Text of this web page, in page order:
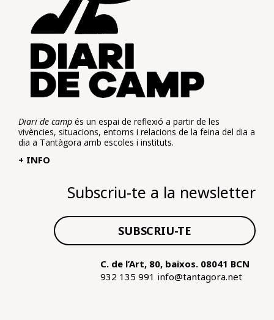
Diari de camp és un espai de reflexió a partir de les
vivències, situacions, entorns i relacions de la feina del dia a
dia a Tantàgora amb escoles i instituts.
+ INFO
Subscriu-te a la newsletter
SUBSCRIU-TE
C. de l’Art, 80, baixos. 08041 BCN
932 135 991 info@tantagora.net